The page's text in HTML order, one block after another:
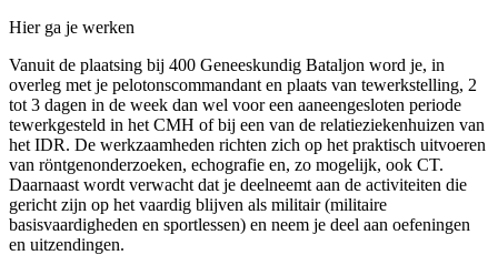
Hier ga je werken
Vanuit de plaatsing bij 400 Geneeskundig Bataljon word je, in
overleg met je pelotonscommandant en plaats van tewerkstelling, 2
tot 3 dagen in de week dan wel voor een aaneengesloten periode
tewerkgesteld in het CMH of bij een van de relatieziekenhuizen van
het IDR. De werkzaamheden richten zich op het praktisch uitvoeren
van röntgenonderzoeken, echografie en, zo mogelijk, ook CT.
Daarnaast wordt verwacht dat je deelneemt aan de activiteiten die
gericht zijn op het vaardig blijven als militair (militaire
basisvaardigheden en sportlessen) en neem je deel aan oefeningen
en uitzendingen.